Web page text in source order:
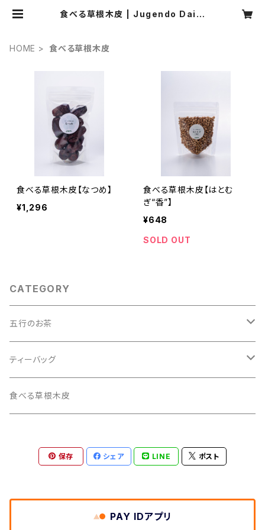
食べる草根木皮 | Jugendo Daily
HOME 食べる草根木皮
食べる草根木皮【なつめ】
¥1,296
食べる草根木皮【はとむ
ぎ“香”】
¥648
SOLD OUT
CATEGORY
五行のお茶
ティーバッグ
ティーバッグ
2pack入
食べる草根木皮
保存 シェア LINE ポスト
PAY IDアプリ